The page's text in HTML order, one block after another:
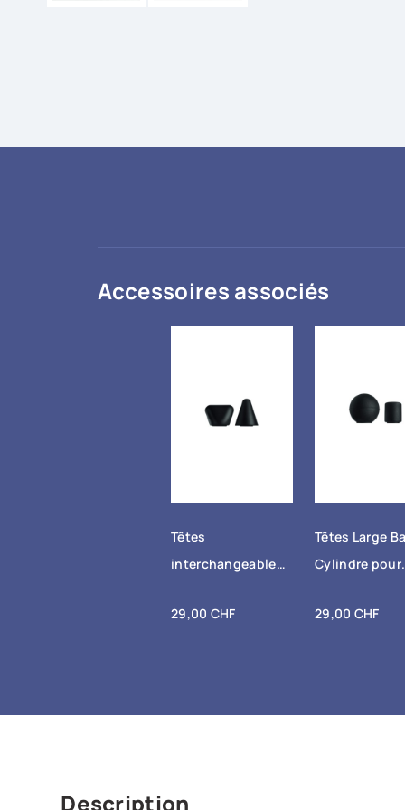
Accessoires associés
panier
Têtes
interchangeables
Fixx™ - Cône +
Prix
29,00 CHF
au
panier
Têtes Large
Cylindre pour
Prix
29,00 CHF
Description